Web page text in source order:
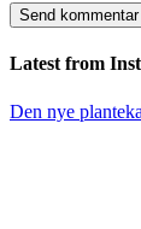
Latest from
Den nye